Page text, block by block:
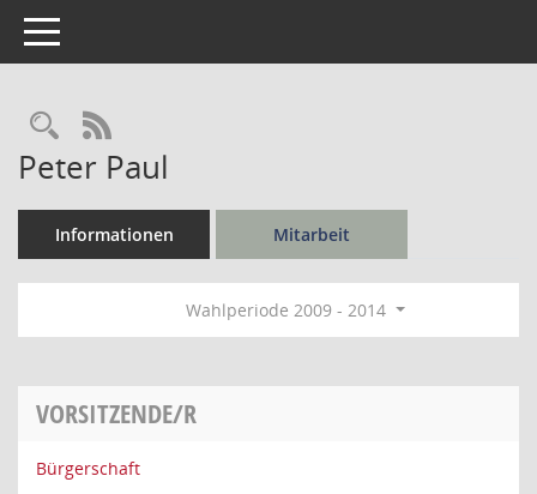
Toggle navigation
Rechercheauswahl
RSS-Feed
Peter Paul
Informationen Mitarbeit
Wahlperiode 2009 - 2014
VORSITZENDE/R
Bürgerschaft